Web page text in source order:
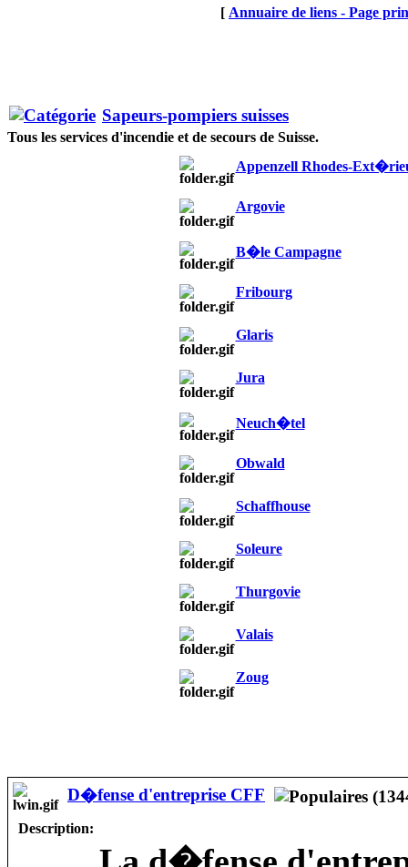
[ Annuaire de liens - Page
Sapeurs-pompiers suisses
Tous les services d'incendie et de secours de Suisse.
Appenzell Rhodes-
Argovie
B�le Campagne
Fribourg
Glaris
Jura
Neuch�tel
Obwald
Schaffhouse
Soleure
Thurgovie
Valais
Zoug
D�fense d'entreprise CFF
Description: